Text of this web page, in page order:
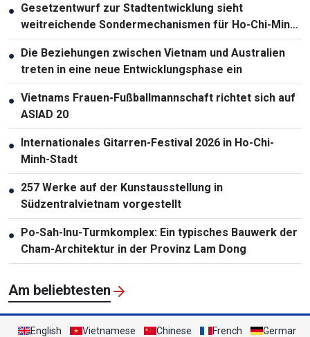
● Gesetzentwurf zur Stadtentwicklung sieht
weitreichende Sondermechanismen für Ho-Chi-Minh-
Stadt vor
● Die Beziehungen zwischen Vietnam und Australien
treten in eine neue Entwicklungsphase ein
● Vietnams Frauen-Fußballmannschaft richtet sich auf
ASIAD 20
● Internationales Gitarren-Festival 2026 in Ho-Chi-
Minh-Stadt
● 257 Werke auf der Kunstausstellung in
Südzentralvietnam vorgestellt
● Po-Sah-Inu-Turmkomplex: Ein typisches Bauwerk der
Cham-Architektur in der Provinz Lam Dong
Am beliebtesten
English Vietnamese Chinese French German